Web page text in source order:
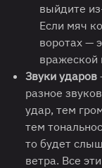
выйдите
Если мяч
воротах —
вражеской
Звуки ударов
разное
удар, тем
тем
то будет
ветра. Все